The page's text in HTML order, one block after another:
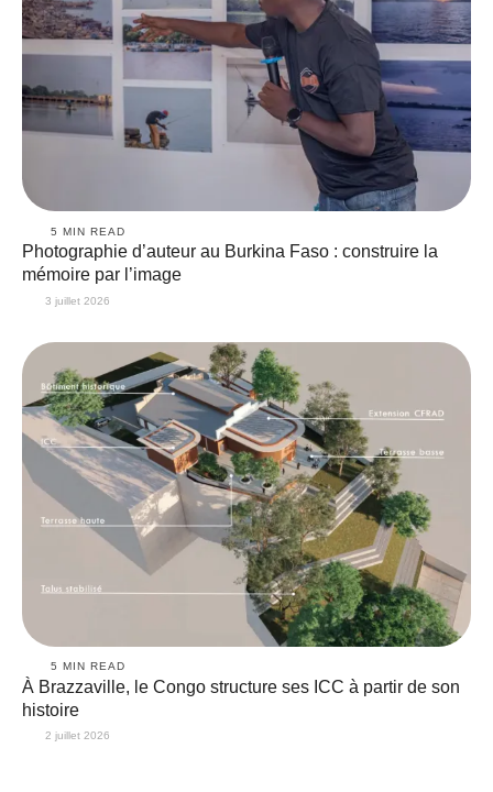
5 MIN READ
Photographie d’auteur au Burkina Faso : construire la
mémoire par l’image
3 juillet 2026
5 MIN READ
À Brazzaville, le Congo structure ses ICC à partir de son
histoire
2 juillet 2026